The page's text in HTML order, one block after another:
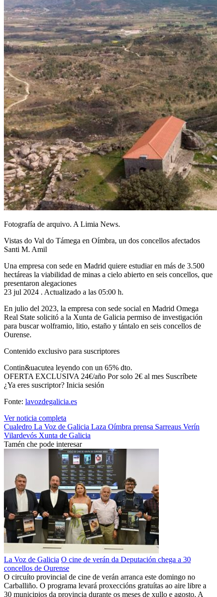
Fotografía de arquivo. A Limia News.
Vistas do Val do Támega en Oímbra, un dos concellos afectados
Santi M. Amil
Una empresa con sede en Madrid quiere estudiar en más de 3.500
hectáreas la viabilidad de minas a cielo abierto en seis concellos, que
presentaron alegaciones
23 jul 2024 . Actualizado a las 05:00 h.
En julio del 2023, la empresa con sede social en Madrid Omega
Real State solicitó a la Xunta de Galicia permiso de investigación
para buscar wolframio, litio, estaño y tántalo en seis concellos de
Ourense.
Contenido exclusivo para suscriptores
Contin&uacutea leyendo con un 65% dto.
OFERTA EXCLUSIVA 24€/año Por solo 2€ al mes Suscríbete
¿Ya eres suscriptor? Inicia sesión
Fonte: lavozdegalicia.es
Ver noticia completa
Cualedro La Voz de Galicia Laza Oímbra prensa Sarreaus Verín
Vilardevós Xunta de Galicia
Tamén che pode interesar
La Voz de Galicia O cine de verán da Deputación chega a 30
concellos de Ourense
O circuíto provincial de cine de verán arranca este domingo no
Carballiño. O programa levará proxeccións gratuítas ao aire libre a
30 municipios da provincia durante os meses de xullo e agosto. A